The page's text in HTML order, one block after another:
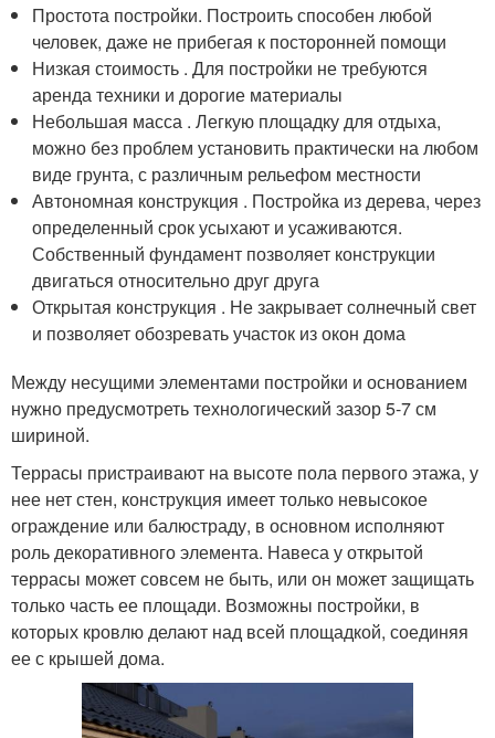
Простота постройки. Построить способен любой
человек, даже не прибегая к посторонней помощи
Низкая стоимость . Для постройки не требуются
аренда техники и дорогие материалы
Небольшая масса . Легкую площадку для отдыха,
можно без проблем установить практически на любом
виде грунта, с различным рельефом местности
Автономная конструкция . Постройка из дерева, через
определенный срок усыхают и усаживаются.
Собственный фундамент позволяет конструкции
двигаться относительно друг друга
Открытая конструкция . Не закрывает солнечный свет
и позволяет обозревать участок из окон дома
Между несущими элементами постройки и основанием
нужно предусмотреть технологический зазор 5-7 см
шириной.
Террасы пристраивают на высоте пола первого этажа, у
нее нет стен, конструкция имеет только невысокое
ограждение или балюстраду, в основном исполняют
роль декоративного элемента. Навеса у открытой
террасы может совсем не быть, или он может защищать
только часть ее площади. Возможны постройки, в
которых кровлю делают над всей площадкой, соединяя
ее с крышей дома.